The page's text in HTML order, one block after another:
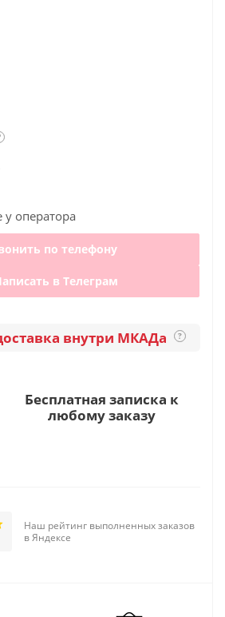
оператора
по телефону
в Телеграм
внутри МКАДа ?
Бесплатная записка к
любому заказу
Наш рейтинг выполненных заказов
в Яндексе